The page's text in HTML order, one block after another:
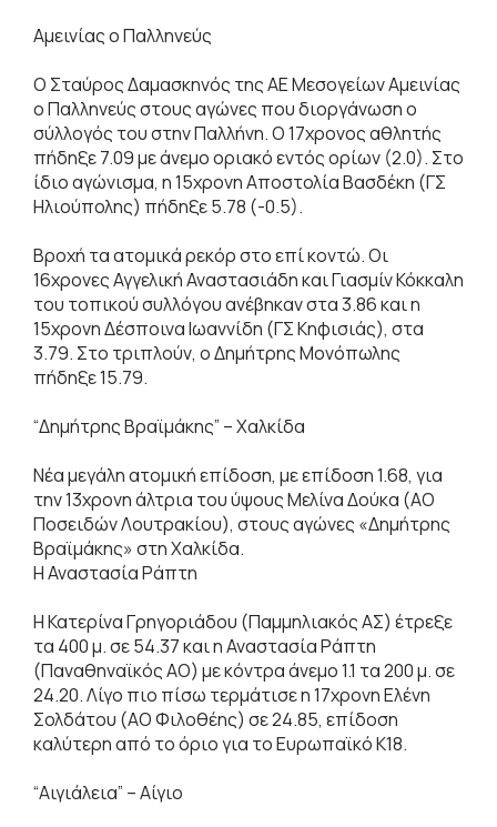
Αμεινίας ο Παλληνεύς
Ο Σταύρος Δαμασκηνός της ΑΕ Μεσογείων Αμεινίας
ο Παλληνεύς στους αγώνες που διοργάνωση ο
σύλλογός του στην Παλλήνη. Ο 17χρονος αθλητής
πήδηξε 7.09 με άνεμο οριακό εντός ορίων (2.0). Στο
ίδιο αγώνισμα, η 15χρονη Αποστολία Βασδέκη (ΓΣ
Ηλιούπολης) πήδηξε 5.78 (-0.5).
Βροχή τα ατομικά ρεκόρ στο επί κοντώ. Οι
16χρονες Αγγελική Αναστασιάδη και Γιασμίν Κόκκαλη
του τοπικού συλλόγου ανέβηκαν στα 3.86 και η
15χρονη Δέσποινα Ιωαννίδη (ΓΣ Κηφισιάς), στα
3.79. Στο τριπλούν, ο Δημήτρης Μονόπωλης
πήδηξε 15.79.
“Δημήτρης Βραϊμάκης” – Χαλκίδα
Νέα μεγάλη ατομική επίδοση, με επίδοση 1.68, για
την 13χρονη άλτρια του ύψους Μελίνα Δούκα (ΑΟ
Ποσειδών Λουτρακίου), στους αγώνες «Δημήτρης
Βραϊμάκης» στη Χαλκίδα.
Η Αναστασία Ράπτη
Η Κατερίνα Γρηγοριάδου (Παμμηλιακός ΑΣ) έτρεξε
τα 400 μ. σε 54.37 και η Αναστασία Ράπτη
(Παναθηναϊκός ΑΟ) με κόντρα άνεμο 1.1 τα 200 μ. σε
24.20. Λίγο πιο πίσω τερμάτισε η 17χρονη Ελένη
Σολδάτου (ΑΟ Φιλοθέης) σε 24.85, επίδοση
καλύτερη από το όριο για το Ευρωπαϊκό Κ18.
“Αιγιάλεια” – Αίγιο